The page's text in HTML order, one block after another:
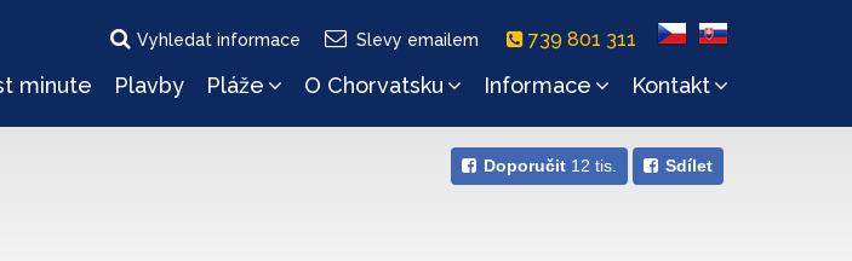
Vyhledat informace Slevy emailem 739 801 311
minute Plavby Pláže O Chorvatsku Informace Kontakt
Doporučit 12 tis. Sdílet